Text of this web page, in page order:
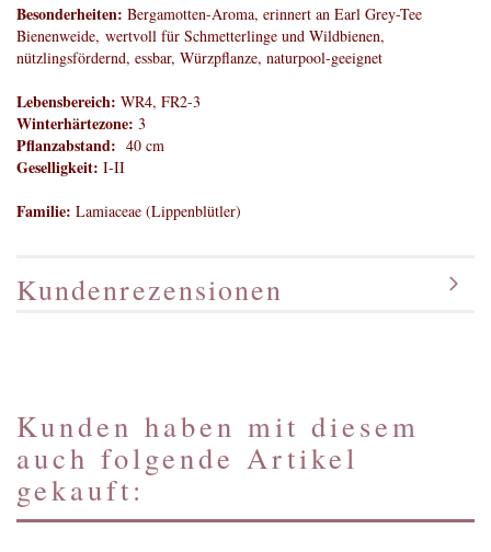
Besonderheiten: Bergamotten-Aroma, erinnert an Earl Grey-Tee
Bienenweide, wertvoll für Schmetterlinge und Wildbienen,
nützlingsfördernd, essbar, Würzpflanze, naturpool-geeignet
Lebensbereich: WR4, FR2-3
Winterhärtezone: 3
Pflanzabstand: 40 cm
Geselligkeit: I-II
Familie: Lamiaceae (Lippenblütler)
Kundenrezensionen
Kunden haben mit diesem
auch folgende Artikel
gekauft: